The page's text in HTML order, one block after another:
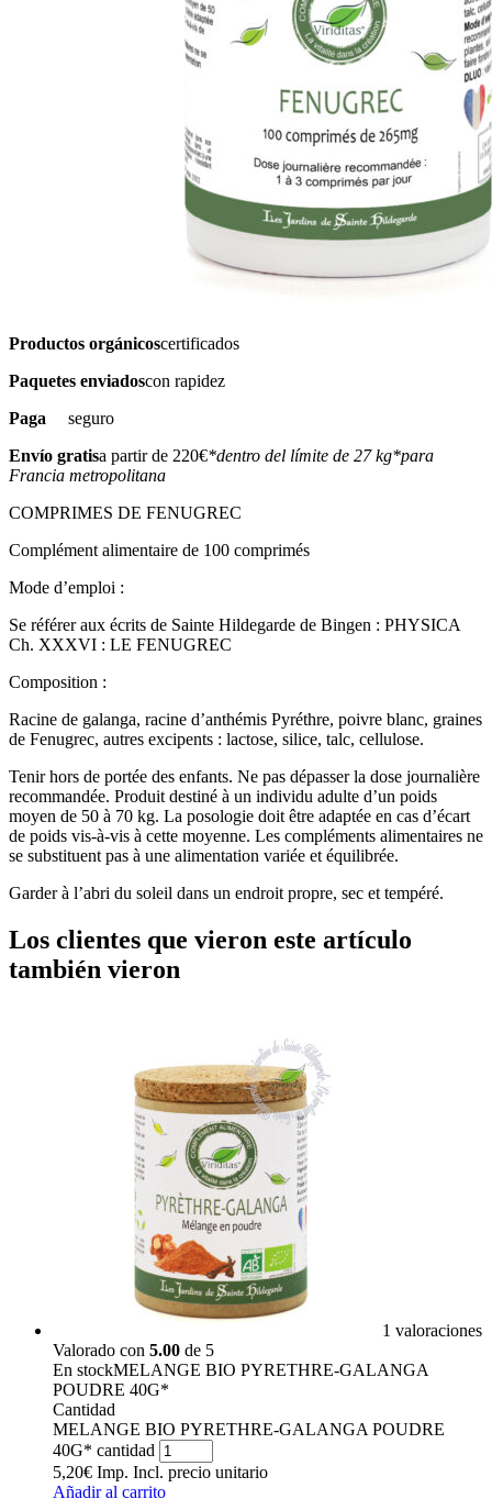
Productos orgánicoscertificados
Paquetes enviadoscon rapidez
Paga seguro
Envío gratisa partir de 220€*dentro del límite de 27 kg*para
Francia metropolitana
COMPRIMES DE FENUGREC
Complément alimentaire de 100 comprimés
Mode d’emploi :
Se référer aux écrits de Sainte Hildegarde de Bingen : PHYSICA
Ch. XXXVI : LE FENUGREC
Composition :
Racine de galanga, racine d’anthémis Pyréthre, poivre blanc, graines
de Fenugrec, autres excipents : lactose, silice, talc, cellulose.
Tenir hors de portée des enfants. Ne pas dépasser la dose journalière
recommandée. Produit destiné à un individu adulte d’un poids
moyen de 50 à 70 kg. La posologie doit être adaptée en cas d’écart
de poids vis-à-vis à cette moyenne. Les compléments alimentaires ne
se substituent pas à une alimentation variée et équilibrée.
Garder à l’abri du soleil dans un endroit propre, sec et tempéré.
Los clientes que vieron este artículo
también vieron
1 valoraciones
Valorado con 5.00 de 5
En stockMELANGE BIO PYRETHRE-GALANGA
POUDRE 40G*
Cantidad
MELANGE BIO PYRETHRE-GALANGA POUDRE
40G* cantidad
5,20€ Imp. Incl. precio unitario
Añadir al carrito